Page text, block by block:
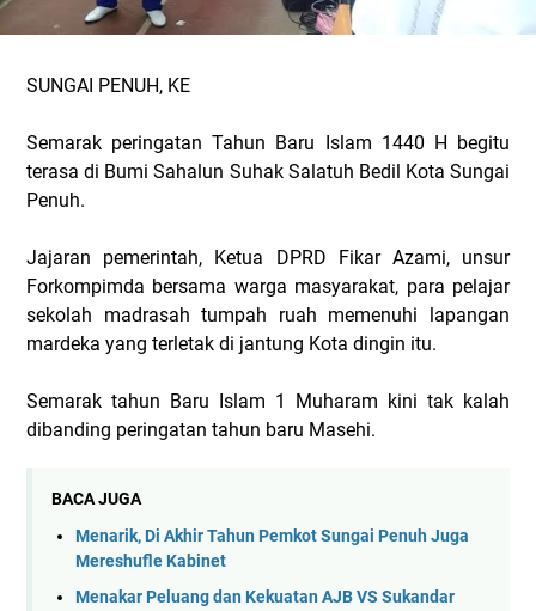
SUNGAI PENUH, KE
Semarak peringatan Tahun Baru Islam 1440 H begitu
terasa di Bumi Sahalun Suhak Salatuh Bedil Kota Sungai
Penuh.
Jajaran pemerintah, Ketua DPRD Fikar Azami, unsur
Forkompimda bersama warga masyarakat, para pelajar
sekolah madrasah tumpah ruah memenuhi lapangan
mardeka yang terletak di jantung Kota dingin itu.
Semarak tahun Baru Islam 1 Muharam kini tak kalah
dibanding peringatan tahun baru Masehi.
BACA JUGA
Menarik, Di Akhir Tahun Pemkot Sungai Penuh Juga
Mereshufle Kabinet
Menakar Peluang dan Kekuatan AJB VS Sukandar